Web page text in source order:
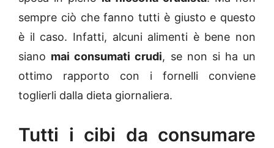
sempre ciò che fanno tutti è giusto e questo
è il caso. Infatti, alcuni alimenti è bene non
siano mai consumati crudi, se non si ha un
ottimo rapporto con i fornelli conviene
toglierli dalla dieta giornaliera.
Tutti i cibi da consumare